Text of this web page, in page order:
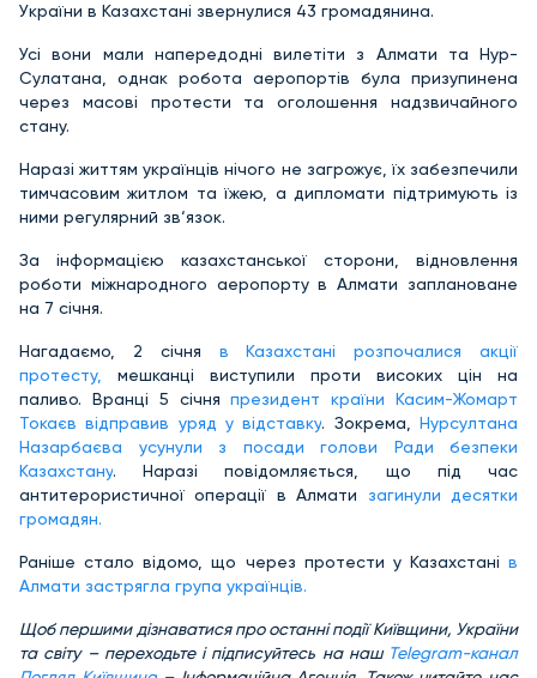
України в Казахстані звернулися 43 громадянина.
Усі вони мали напередодні вилетіти з Алмати та Нур-
Сулатана, однак робота аеропортів була призупинена
через масові протести та оголошення надзвичайного
стану.
Наразі життям українців нічого не загрожує, їх забезпечили
тимчасовим житлом та їжею, а дипломати підтримують із
ними регулярний зв‘язок.
За інформацією казахстанської сторони, відновлення
роботи міжнародного аеропорту в Алмати заплановане
на 7 січня.
Нагадаємо, 2 січня в Казахстані розпочалися акції
протесту,
мешканці виступили проти високих цін на
паливо. Вранці 5 січняпрезидент країни Касим-Жомарт
Токаєв відправив уряд у відставку. Зокрема,Нурсултана
Назарбаєва усунули з посади голови Ради безпеки
Казахстану. Наразі повідомляється, що під час
антитерористичної операції в Алмати загинули десятки
громадян.
Раніше стало відомо, що через протести у Казахстані в
Алмати застрягла група українців.
Щоб першими дізнаватися про останні події Київщини, України
та світу – переходьте і підписуйтесь на наш Telegram-канал